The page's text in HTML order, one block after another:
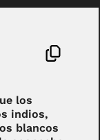
los
indios,
blancos